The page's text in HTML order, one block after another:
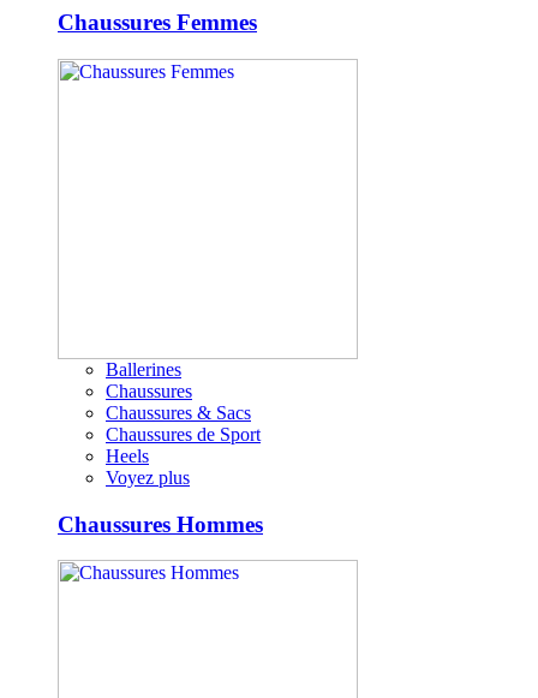
Chaussures Femmes
Ballerines
Chaussures
Chaussures & Sacs
Chaussures de Sport
Heels
Voyez plus
Chaussures Hommes